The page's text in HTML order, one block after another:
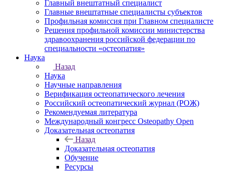
Главный внештатный специалист
Главные внештатные специалисты субъектов
Профильная комиссия при Главном специалисте
Решения профильной комиссии министерства
здравоохранения российской федерации по
специальности «остеопатия»
Наука
Назад
Наука
Научные направления
Верификация остеопатического лечения
Российский остеопатический журнал (РОЖ)
Рекомендуемая литература
Международный конгресс Osteopathy Open
Доказательная остеопатия
Назад
Доказательная остеопатия
Обучение
Ресурсы